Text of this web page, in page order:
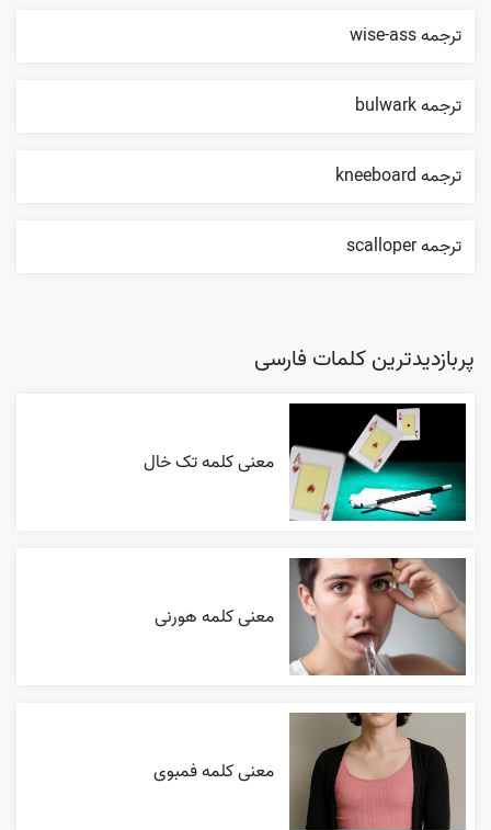
ترجمه wise-ass
ترجمه bulwark
ترجمه kneeboard
ترجمه scalloper
پربازدیدترین کلمات فارسی
معنی کلمه تک خال
معنی کلمه هورنی
معنی کلمه فمبوی